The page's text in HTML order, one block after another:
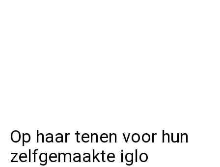
Op haar tenen voor hun
zelfgemaakte iglo